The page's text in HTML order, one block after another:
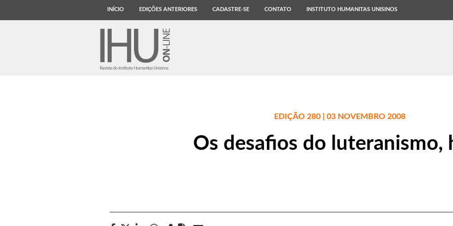
INÍCIO EDIÇÕES ANTERIORES CADASTRE-SE CONTATO INSTITUTO HUMANITAS UNISINOS
EDIÇÃO 280 | 03 NOVEMBRO 2008
Os desafios do luteranismo,